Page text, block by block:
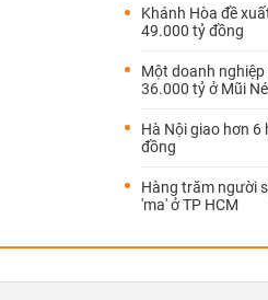
Khánh Hòa đề
49.000 tỷ đồng
Một doanh
36.000 tỷ ở Mũi Né
Hà Nội giao hơn
đồng
Hàng trăm người
'ma' ở TP HCM